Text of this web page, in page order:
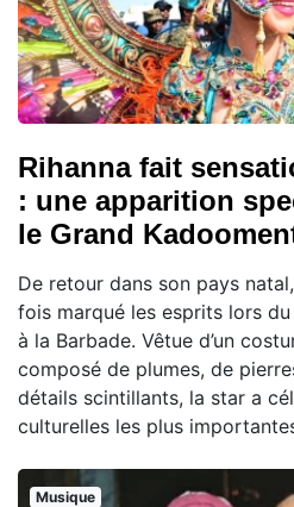
Rihanna fait
: une apparition
le Grand
De retour dans son pays
fois marqué les esprits lors
à la Barbade. Vêtue d’un
composé de plumes, de
détails scintillants, la star a
culturelles les plus
Musique